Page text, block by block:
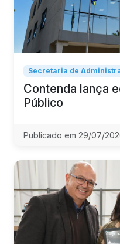
Secretaria de
Contenda lança
Público
Publicado em 29/07/